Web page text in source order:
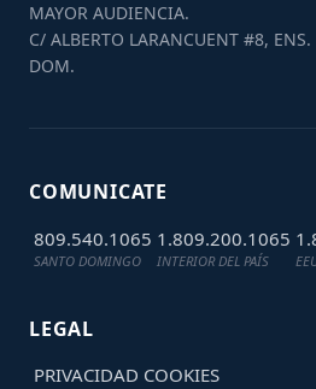
MAYOR AUDIENCIA.
C/ ALBERTO LARANCUENT #8, ENS.
DOM.
COMUNICATE
809.540.1065
SANTO DOMINGO
1.809.200.1065
INTERIOR DEL PAÍS
LEGAL
PRIVACIDAD COOKIES